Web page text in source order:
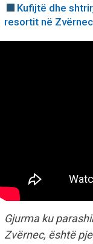
Kufijtë dhe
resortit në Zvërnec
Gjurma ku
Zvërnec, është